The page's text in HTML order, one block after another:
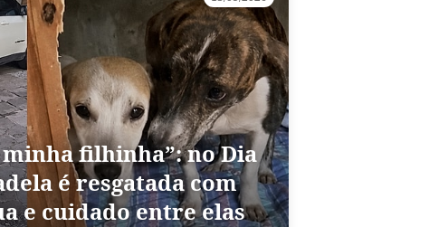
filhinha”: no Dia
é resgatada com
e cuidado entre elas